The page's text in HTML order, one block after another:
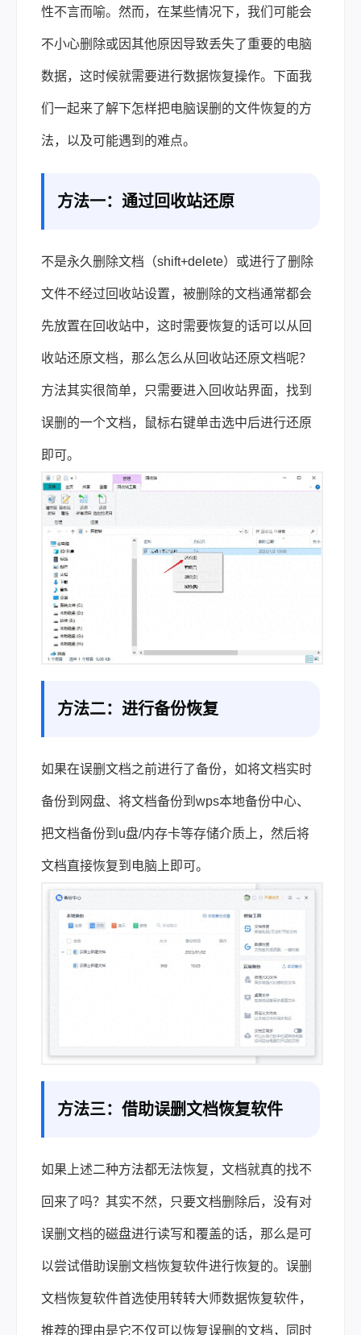
载 |
性不言而喻。然而，在某些情况下，我们可能会
不小心删除或因其他原因导致丢失了重要的电脑
数据，这时候就需要进行数据恢复操作。下面我
们一起来了解下怎样把电脑误删的文件恢复的方
法，以及可能遇到的难点。
方法一：通过回收站还原
不是永久删除文档（shift+delete）或进行了删除
文件不经过回收站设置，被删除的文档通常都会
先放置在回收站中，这时需要恢复的话可以从回
收站还原文档，那么怎么从回收站还原文档呢？
方法其实很简单，只需要进入回收站界面，找到
误删的一个文档，鼠标右键单击选中后进行还原
即可。
方法二：进行备份恢复
如果在误删文档之前进行了备份，如将文档实时
备份到网盘、将文档备份到wps本地备份中心、
把文档备份到u盘/内存卡等存储介质上，然后将
文档直接恢复到电脑上即可。
方法三：借助误删文档恢复软件
如果上述二种方法都无法恢复，文档就真的找不
回来了吗？其实不然，只要文档删除后，没有对
误删文档的磁盘进行读写和覆盖的话，那么是可
以尝试借助误删文档恢复软件进行恢复的。误删
文档恢复软件首选使用转转大师数据恢复软件，
推荐的理由是它不仅可以恢复误删的文档，同时